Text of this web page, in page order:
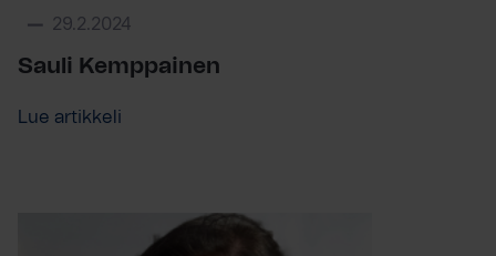
29.2.2024
Sauli Kemppainen
Lue artikkeli